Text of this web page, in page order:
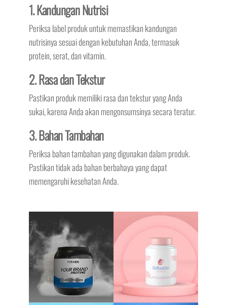
1. Kandungan Nutrisi
Periksa label produk untuk memastikan kandungan
nutrisinya sesuai dengan kebutuhan Anda, termasuk
protein, serat, dan vitamin.
2. Rasa dan Tekstur
Pastikan produk memiliki rasa dan tekstur yang Anda
sukai, karena Anda akan mengonsumsinya secara teratur.
3. Bahan Tambahan
Periksa bahan tambahan yang digunakan dalam produk.
Pastikan tidak ada bahan berbahaya yang dapat
memengaruhi kesehatan Anda.